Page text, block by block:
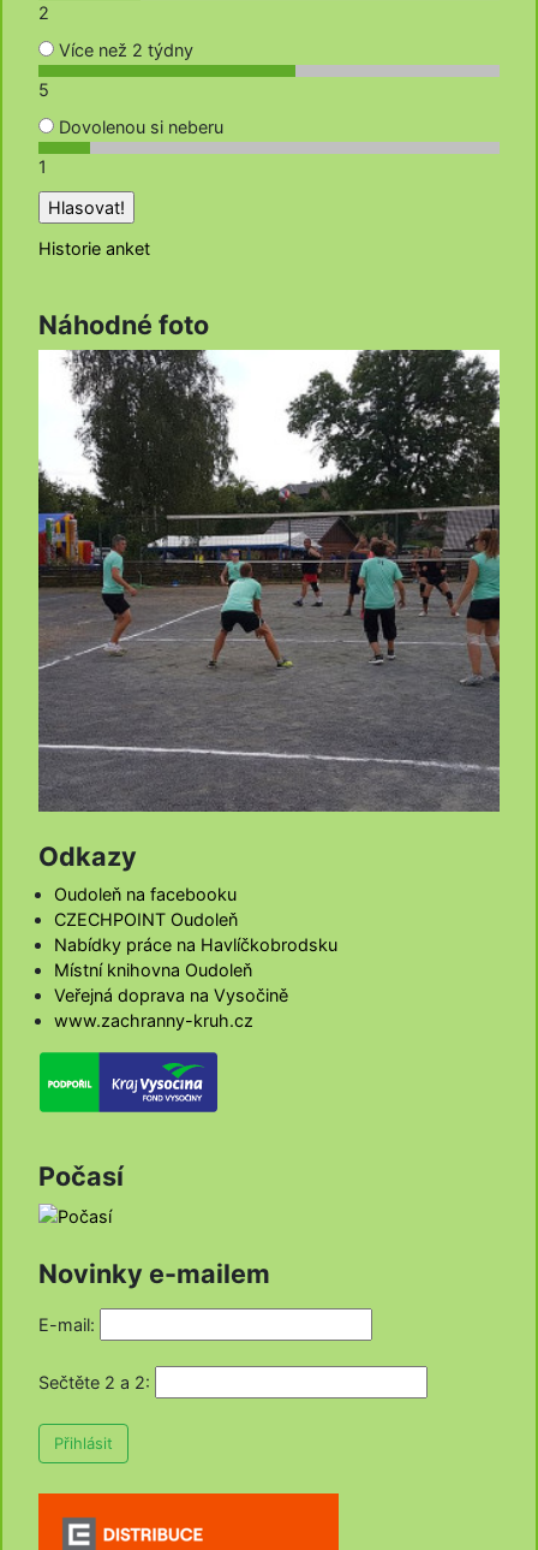
2
Více než 2 týdny
5
Dovolenou si neberu
1
Historie anket
Náhodné foto
Odkazy
Oudoleň na facebooku
CZECHPOINT Oudoleň
Nabídky práce na Havlíčkobrodsku
Místní knihovna Oudoleň
Veřejná doprava na Vysočině
www.zachranny-kruh.cz
Počasí
Novinky e-mailem
E-mail:
Sečtěte 2 a 2:
Přihlásit